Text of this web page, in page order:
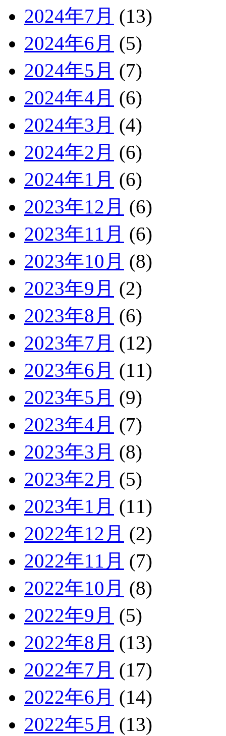
2024年7月 (13)
2024年6月 (5)
2024年5月 (7)
2024年4月 (6)
2024年3月 (4)
2024年2月 (6)
2024年1月 (6)
2023年12月 (6)
2023年11月 (6)
2023年10月 (8)
2023年9月 (2)
2023年8月 (6)
2023年7月 (12)
2023年6月 (11)
2023年5月 (9)
2023年4月 (7)
2023年3月 (8)
2023年2月 (5)
2023年1月 (11)
2022年12月 (2)
2022年11月 (7)
2022年10月 (8)
2022年9月 (5)
2022年8月 (13)
2022年7月 (17)
2022年6月 (14)
2022年5月 (13)